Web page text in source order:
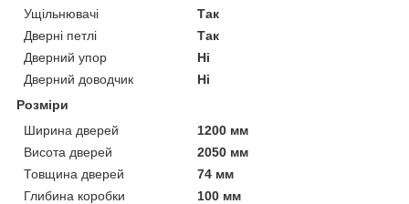
Ущільнювачі
Так
Дверні петлі
Так
Дверний упор
Ні
Дверний доводчик
Ні
Розміри
Ширина дверей
1200 мм
Висота дверей
2050 мм
Товщина дверей
74 мм
Глибина коробки
100 мм